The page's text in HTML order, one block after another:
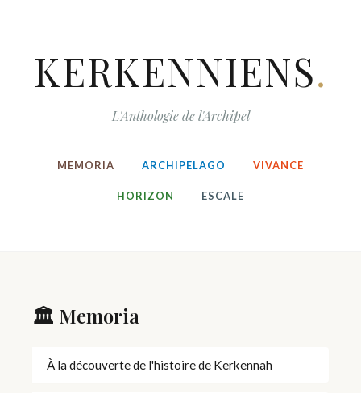
KERKENNIENS.
L'Anthologie de l'Archipel
MEMORIA ARCHIPELAGO VIVANCE
HORIZON ESCALE
🏛️ Memoria
À la découverte de l'histoire de Kerkennah